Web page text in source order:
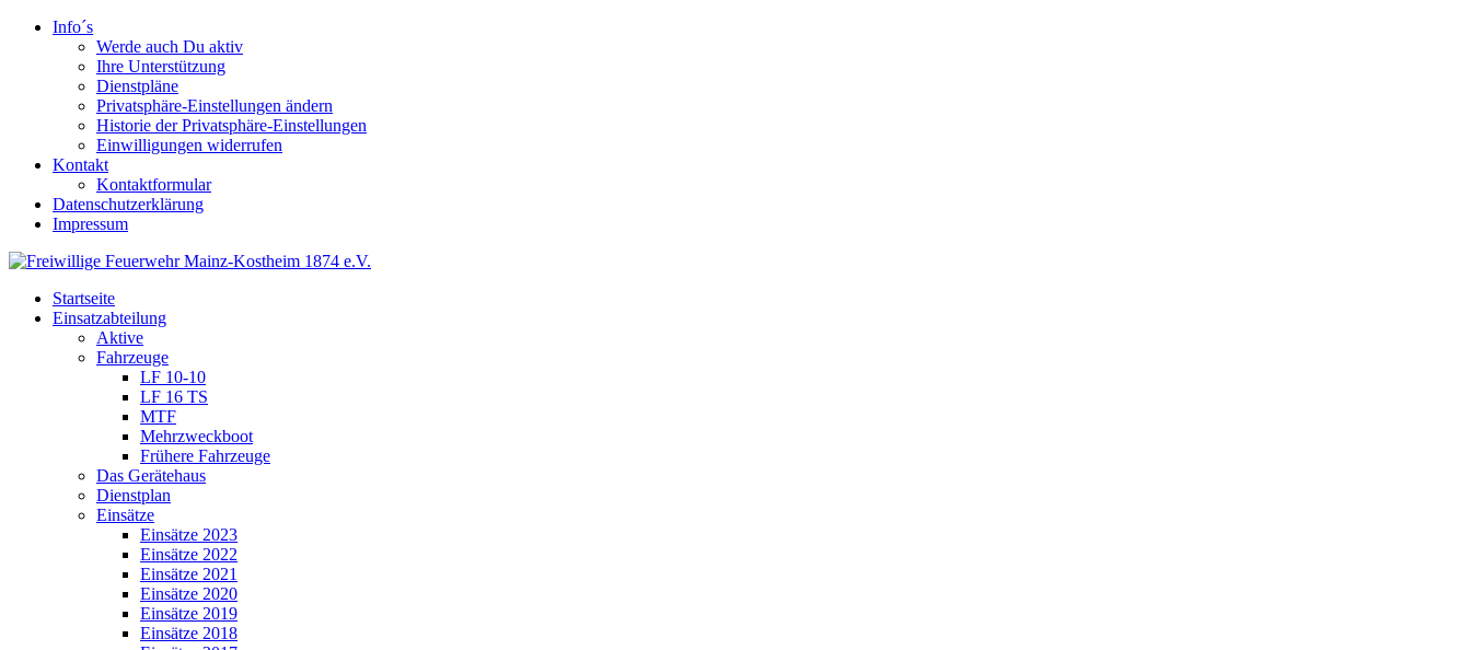
Info´s
Werde auch Du aktiv
Ihre Unterstützung
Dienstpläne
Privatsphäre-Einstellungen ändern
Historie der Privatsphäre-Einstellungen
Einwilligungen widerrufen
Kontakt
Kontaktformular
Datenschutzerklärung
Impressum
Startseite
Einsatzabteilung
Aktive
Fahrzeuge
LF 10-10
LF 16 TS
MTF
Mehrzweckboot
Frühere Fahrzeuge
Das Gerätehaus
Dienstplan
Einsätze
Einsätze 2023
Einsätze 2022
Einsätze 2021
Einsätze 2020
Einsätze 2019
Einsätze 2018